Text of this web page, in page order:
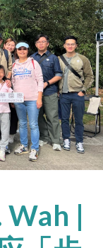
Wah |